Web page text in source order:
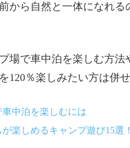
から自然と一体になれ
場で車中泊を楽しむ方
120％楽しみたい方は併
中泊を楽しむには
楽しめるキャンプ遊び15選